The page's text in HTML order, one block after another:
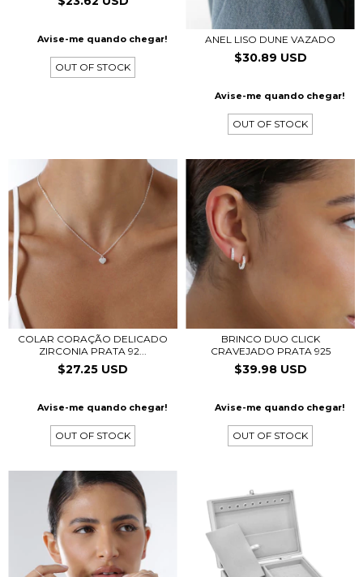
Avise-me quando chegar!
OUT OF STOCK
ANEL LISO DUNE VAZADO
$30.89 USD
Avise-me quando chegar!
OUT OF STOCK
COLAR CORAÇÃO DELICADO
ZIRCONIA PRATA 92...
$27.25 USD
Avise-me quando chegar!
OUT OF STOCK
BRINCO DUO CLICK
CRAVEJADO PRATA 925
$39.98 USD
Avise-me quando chegar!
OUT OF STOCK